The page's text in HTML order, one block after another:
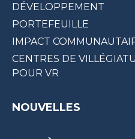
DÉVELOPPEMENT
PORTEFEUILLE
IMPACT
CENTRES DE
POUR VR
NOUVELLES